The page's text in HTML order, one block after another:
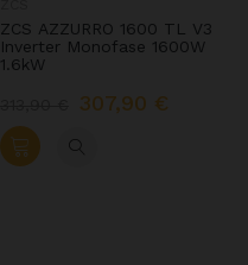
ZCS AZZURRO 1600 TL V3
Inverter Monofase 1600W
1.6kW
307,90 €